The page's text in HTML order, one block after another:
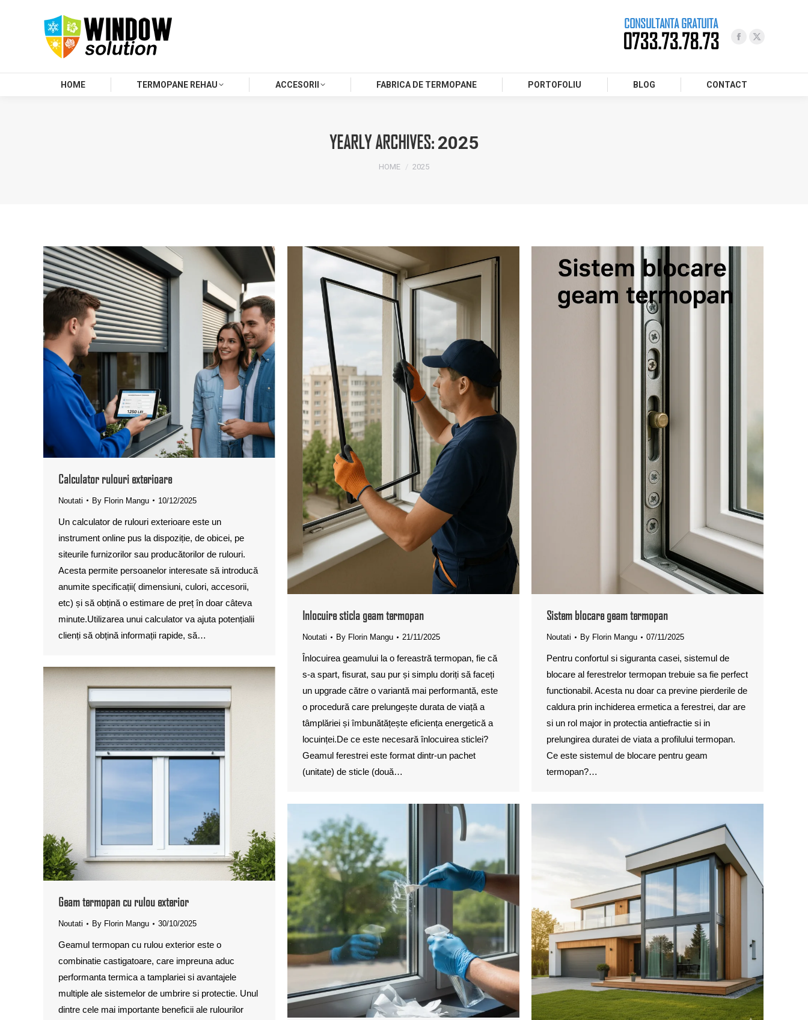
CONSULTANTA GRATUITA
0733.73.78.73
HOME TERMOPANE REHAU ACCESORII FABRICA DE TERMOPANE PORTOFOLIU BLOG CONTACT
YEARLY ARCHIVES: 2025
You are here:
HOME 2025
Calculator rulouri exterioare
Noutati By Florin Mangu 10/12/2025
Un calculator de rulouri exterioare este un
instrument online pus la dispoziție, de obicei, pe
siteurile furnizorilor sau producătorilor de rulouri.
Acesta permite persoanelor interesate să introducă
anumite specificații( dimensiuni, culori, accesorii,
etc) și să obțină o estimare de preț în doar câteva
minute.Utilizarea unui calculator va ajuta potențialii
clienți să obțină informații rapide, să…
Inlocuire sticla geam termopan
Noutati By Florin Mangu 21/11/2025
Înlocuirea geamului la o fereastră termopan, fie că
s-a spart, fisurat, sau pur și simplu doriți să faceți
un upgrade către o variantă mai performantă, este
o procedură care prelungește durata de viață a
tâmplăriei și îmbunătățește eficiența energetică a
locuinței.De ce este necesară înlocuirea sticlei?
Geamul ferestrei este format dintr-un pachet
(unitate) de sticle (două…
Sistem blocare geam termopan
Noutati By Florin Mangu 07/11/2025
Pentru confortul si siguranta casei, sistemul de
blocare al ferestrelor termopan trebuie sa fie perfect
functionabil. Acesta nu doar ca previne pierderile de
caldura prin inchiderea ermetica a ferestrei, dar are
si un rol major in protectia antiefractie si in
prelungirea duratei de viata a profilului termopan.
Ce este sistemul de blocare pentru geam
termopan?…
Geam termopan cu rulou exterior
Noutati By Florin Mangu 30/10/2025
Geamul termopan cu rulou exterior este o
combinatie castigatoare, care impreuna aduc
performanta termica a tamplariei si avantajele
multiple ale sistemelor de umbrire si protectie. Unul
dintre cele mai importante beneficii ale rulourilor